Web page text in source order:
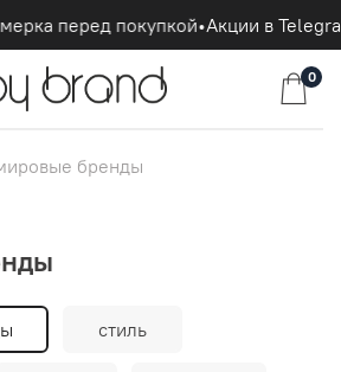
перед покупкой•Акции в
0
бренды
стиль